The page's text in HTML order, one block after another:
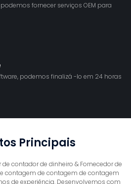
fornecer serviços OEM para
podemos finalizá -lo em 24 horas
Principais
contador de dinheiro & Fornecedor de
contagem de contagem de contagem
de experiência. Desenvolvemos com